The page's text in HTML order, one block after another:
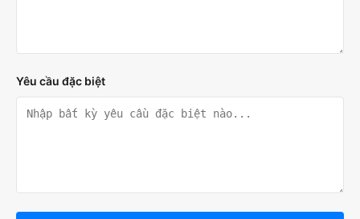
Yêu cầu đặc biệt